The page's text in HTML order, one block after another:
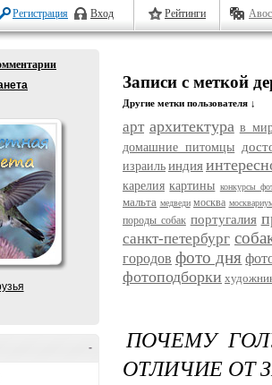
Регистрация Вход Рейтинги
-
Записи с меткой
Другие метки пользователя ↓
арт архитектура в
домашние питомцы
израиль индия
карелия картины конкурсы
мальта медведи москва
породы собак португалия
санкт-петербург
городов фото дня
фотоподборки
ПОЧЕМУ
ОТЛИЧИЕ ОТ